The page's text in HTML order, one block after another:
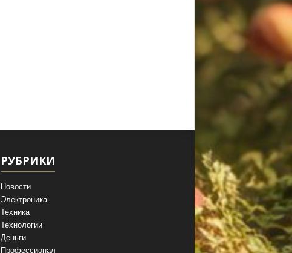
РУБРИКИ
Новости
Электроника
Техника
Технологии
Деньги
Профессионал